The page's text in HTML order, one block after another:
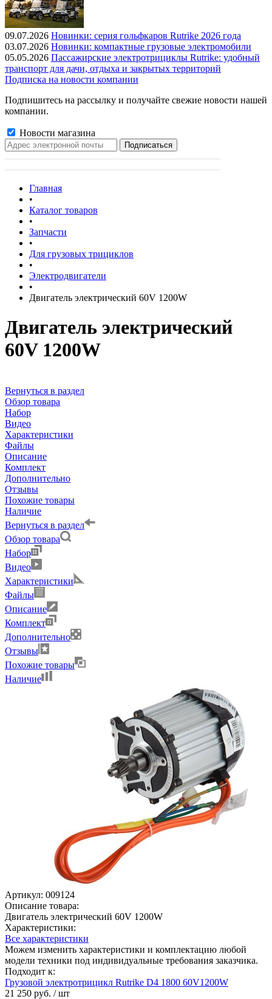
09.07.2026 Новинки: серия гольфкаров Rutrike 2026 года
03.07.2026 Новинки: компактные грузовые электромобили
05.05.2026 Пассажирские электротрициклы Rutrike: удобный
транспорт для дачи, отдыха и закрытых территорий
Подписка на новости компании
Подпишитесь на рассылку и получайте свежие новости нашей
компании.
Новости магазина
Главная
•
Каталог товаров
•
Запчасти
•
Для грузовых трициклов
•
Электродвигатели
•
Двигатель электрический 60V 1200W
Двигатель электрический
60V 1200W
Вернуться в раздел
Обзор товара
Набор
Видео
Характеристики
Файлы
Описание
Комплект
Дополнительно
Отзывы
Похожие товары
Наличие
Вернуться в раздел
Обзор товара
Набор
Видео
Характеристики
Файлы
Описание
Комплект
Дополнительно
Отзывы
Похожие товары
Наличие
Артикул: 009124
Описание товара:
Двигатель электрический 60V 1200W
Характеристики:
Все характеристики
Можем изменить характеристики и комплектацию любой
модели техники под индивидуальные требования заказчика.
Подходит к:
Грузовой электротрицикл Rutrike D4 1800 60V1200W
21 250 руб. / шт